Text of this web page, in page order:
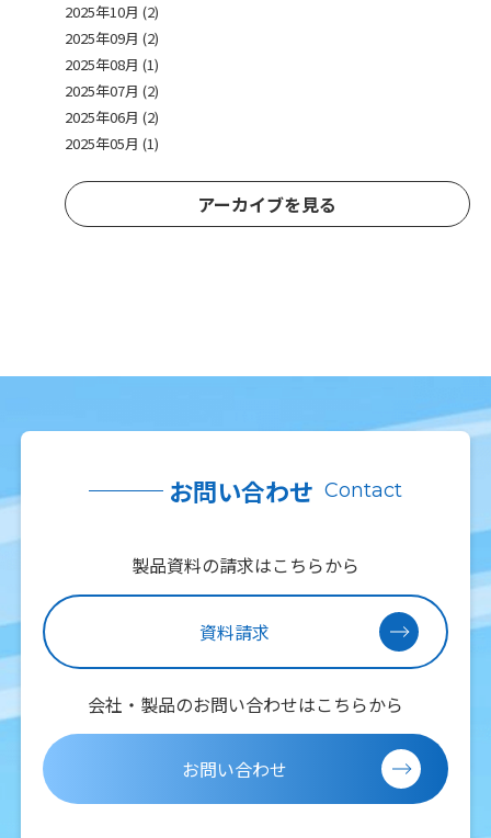
2025年10月 (2)
2025年09月 (2)
2025年08月 (1)
2025年07月 (2)
2025年06月 (2)
2025年05月 (1)
アーカイブを見る
お問い合わせ Contact
製品資料の請求はこちらから
資料請求
会社・製品のお問い合わせはこちらから
お問い合わせ